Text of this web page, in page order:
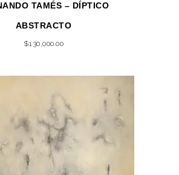
TAMÉS – DÍPTICO
ABSTRACTO
$130,000.00